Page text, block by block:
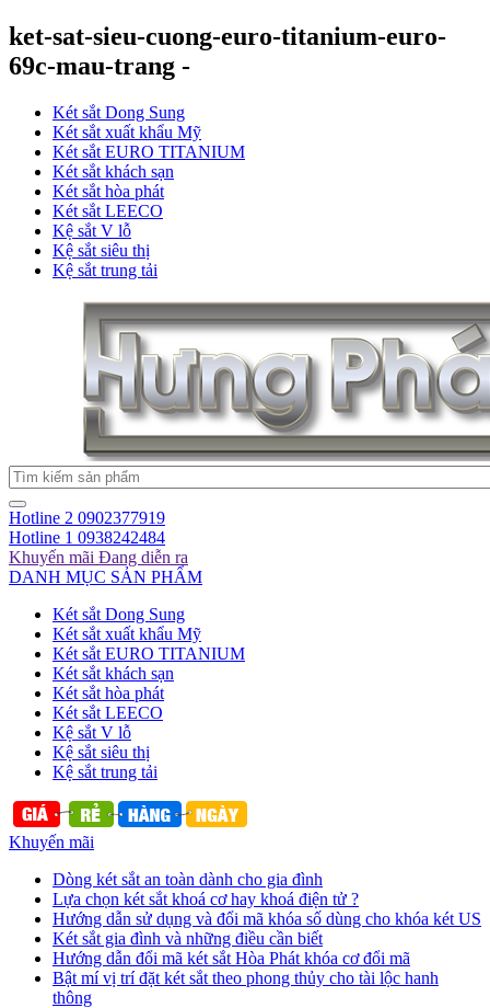
ket-sat-sieu-cuong-euro-titanium-euro-
69c-mau-trang -
Két sắt Dong Sung
Két sắt xuất khẩu Mỹ
Két sắt EURO TITANIUM
Két sắt khách sạn
Két sắt hòa phát
Két sắt LEECO
Kệ sắt V lỗ
Kệ sắt siêu thị
Kệ sắt trung tải
Hotline 2 0902377919
Hotline 1 0938242484
Khuyến mãi Đang diễn ra
DANH MỤC SẢN PHẨM
Két sắt Dong Sung
Két sắt xuất khẩu Mỹ
Két sắt EURO TITANIUM
Két sắt khách sạn
Két sắt hòa phát
Két sắt LEECO
Kệ sắt V lỗ
Kệ sắt siêu thị
Kệ sắt trung tải
Khuyến mãi
Dòng két sắt an toàn dành cho gia đình
Lựa chọn két sắt khoá cơ hay khoá điện tử ?
Hướng dẫn sử dụng và đổi mã khóa số dùng cho khóa két US
Két sắt gia đình và những điều cần biết
Hướng dẫn đổi mã két sắt Hòa Phát khóa cơ đổi mã
Bật mí vị trí đặt két sắt theo phong thủy cho tài lộc hanh
thông